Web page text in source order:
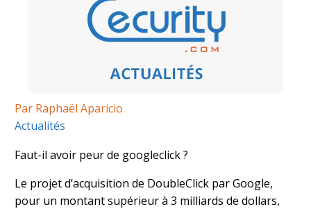
Par Raphaël Aparicio
Actualités
Faut-il avoir peur de googleclick ?
Le projet d’acquisition de DoubleClick par Google,
pour un montant supérieur à 3 milliards de dollars,